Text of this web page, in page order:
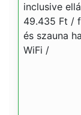
inclusive
49.435 Ft /
és szauna
WiFi /